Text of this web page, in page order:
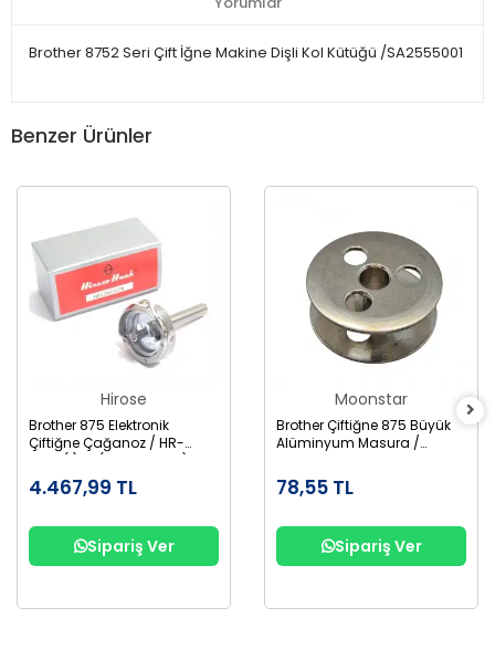
Brother 8752 Seri Çift İğne Makine Dişli Kol Kütüğü /SA2555001
Benzer Ürünler
Hirose
Brother 875 Elektronik
Çiftiğne Çağanoz / HR-
12MC(1)TR (SA1689-001)
4.467,99 TL
Sipariş Ver
Moonstar
Brother Çiftiğne 875 Büyük
Alüminyum Masura /
78,55 TL
Sipariş Ver